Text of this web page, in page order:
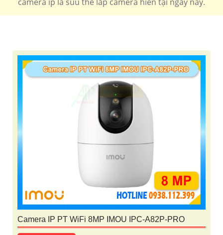
'
camera ip là suu thế lắp camera hiên tại ngày nay.
Camera IP PT WiFi 8MP IMOU IPC-A82P-PRO